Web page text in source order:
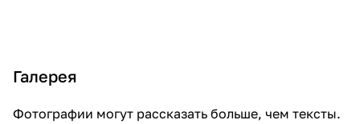
!Галерея
Фотографии могут рассказать больше, чем тексты.